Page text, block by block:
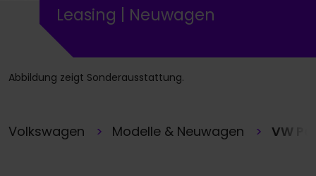
Leasing | Neuwagen
Abbildung zeigt Sonderausstattung.
Volkswagen Modelle & Neuwagen VW